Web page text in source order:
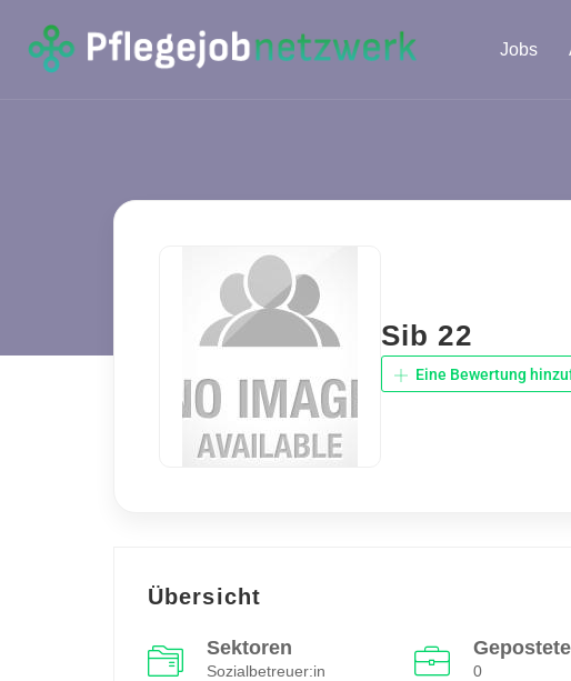
Jobs
Sib 22
Eine Bewertung
Übersicht
Sektoren
Sozialbetreuer:in 0